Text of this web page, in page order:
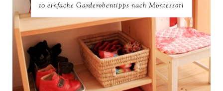
10 einfache Garderobentipps nach Montessori